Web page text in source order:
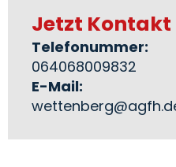
Jetzt
Telefonummer:
064068009832
E-Mail: